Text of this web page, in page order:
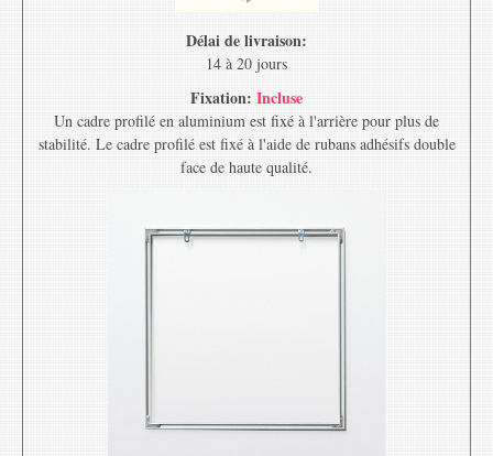
Délai de livraison:
14 à 20 jours
Fixation: Incluse
Un cadre profilé en aluminium est fixé à l'arrière pour plus de
stabilité. Le cadre profilé est fixé à l'aide de rubans adhésifs double
face de haute qualité.